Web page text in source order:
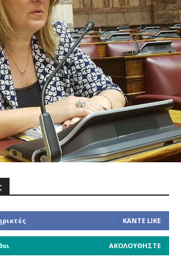
ΚΆΝΤΕ LIKE
ΑΚΟΛΟΥΘΉΣΤΕ